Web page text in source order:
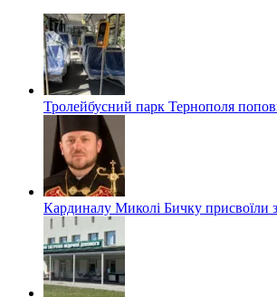
Тролейбусний парк Тернополя
Кардиналу Миколі Бичку присвоїли